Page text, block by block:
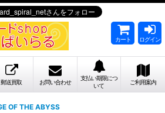
カート ログイン
郵送買取 お問い合わせ
支払い期限につ
いて
ご利用案内
OF THE ABYSS